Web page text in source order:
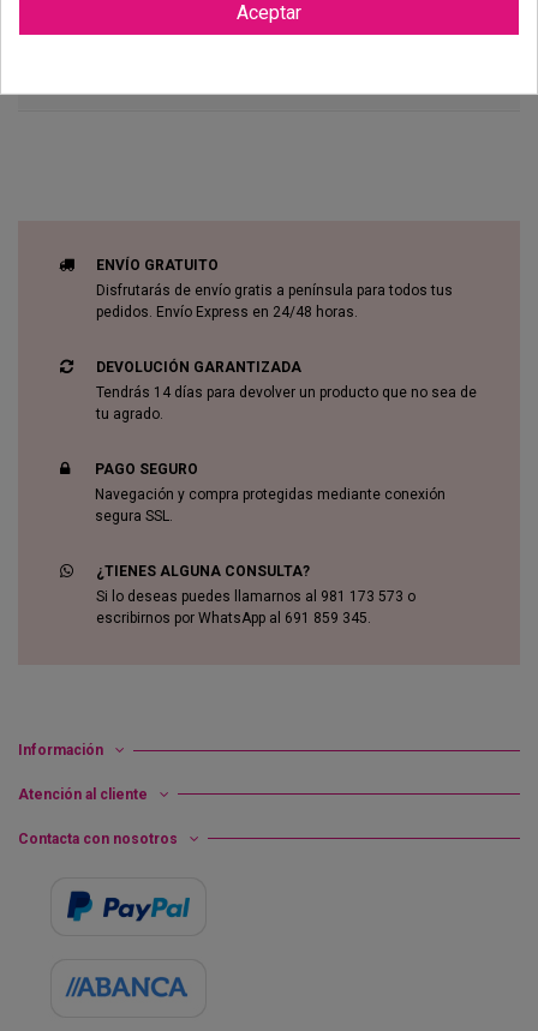
ENVÍO GRATUITO
Disfrutarás de envío gratis a península para todos tus
pedidos. Envío Express en 24/48 horas.
DEVOLUCIÓN GARANTIZADA
Tendrás 14 días para devolver un producto que no sea de
tu agrado.
PAGO SEGURO
Navegación y compra protegidas mediante conexión
segura SSL.
¿TIENES ALGUNA CONSULTA?
Si lo deseas puedes llamarnos al 981 173 573 o
escribirnos por WhatsApp al 691 859 345.
Información
Atención al cliente
Contacta con nosotros
Aceptar